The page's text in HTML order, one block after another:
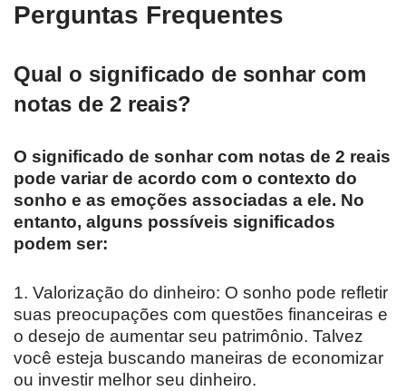
Perguntas Frequentes
Qual o significado de sonhar com
notas de 2 reais?
O significado de sonhar com notas de 2 reais
pode variar de acordo com o contexto do
sonho e as emoções associadas a ele. No
entanto, alguns possíveis significados
podem ser:
1. Valorização do dinheiro: O sonho pode refletir
suas preocupações com questões financeiras e
o desejo de aumentar seu patrimônio. Talvez
você esteja buscando maneiras de economizar
ou investir melhor seu dinheiro.